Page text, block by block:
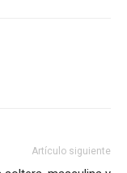
Artículo siguiente